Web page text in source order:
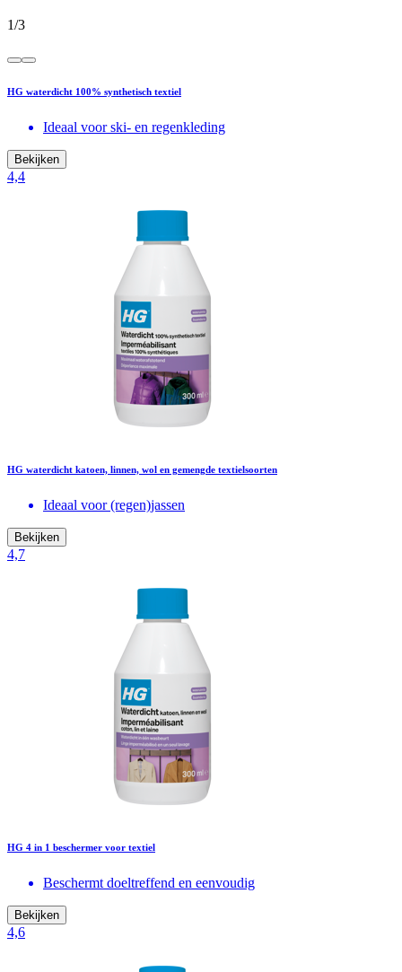
1/3
HG waterdicht 100% synthetisch textiel
Ideaal voor ski- en regenkleding
Bekijken
4,4
HG waterdicht katoen, linnen, wol en gemengde textielsoorten
Ideaal voor (regen)jassen
Bekijken
4,7
HG 4 in 1 beschermer voor textiel
Beschermt doeltreffend en eenvoudig
Bekijken
4,6